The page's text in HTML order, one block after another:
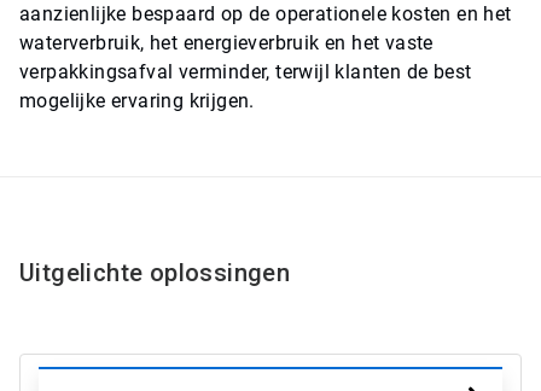
aanzienlijke bespaard op de operationele kosten en het
waterverbruik, het energieverbruik en het vaste
verpakkingsafval verminder, terwijl klanten de best
mogelijke ervaring krijgen.
Uitgelichte oplossingen